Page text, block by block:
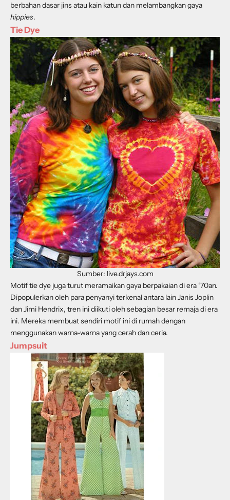
berbahan dasar jins atau kain katun dan melambangkan gaya
hippies.
Tie Dye
Sumber: live.drjays.com
Motif tie dye juga turut meramaikan gaya berpakaian di era ‘70an.
Dipopulerkan oleh para penyanyi terkenal antara lain Janis Joplin
dan Jimi Hendrix, tren ini diikuti oleh sebagian besar remaja di era
ini. Mereka membuat sendiri motif ini di rumah dengan
menggunakan warna-warna yang cerah dan ceria.
Jumpsuit